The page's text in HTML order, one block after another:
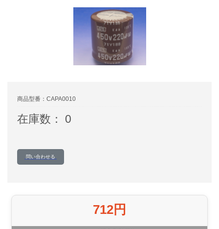
商品型番：CAPA0010
在庫数： 0
問い合わせる
712円